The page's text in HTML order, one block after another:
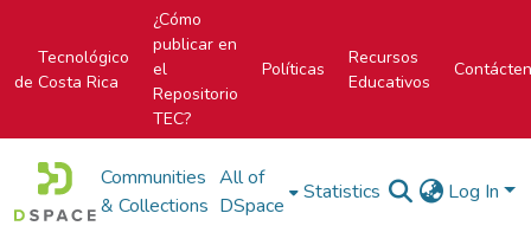
Tecnológico
de Costa Rica
¿Cómo
publicar en
el
Repositorio
TEC?
Políticas
Recursos
Educativos
Communities
& Collections
All of
DSpace
Statistics Log In